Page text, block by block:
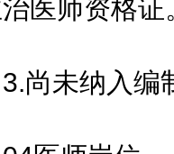
医师资格证
未纳入编制